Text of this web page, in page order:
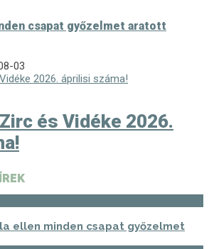
csapat győzelmet aratott
03
és Vidéke 2026.
ellen minden csapat győzelmet